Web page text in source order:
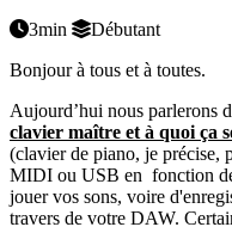
3min
Débutant
Bonjour à tous et à toutes.
Aujourd’hui nous parlerons
clavier maître et à quoi ça
(clavier de piano, je précise,
MIDI ou USB en fonction
jouer vos sons, voire
travers de votre DAW.